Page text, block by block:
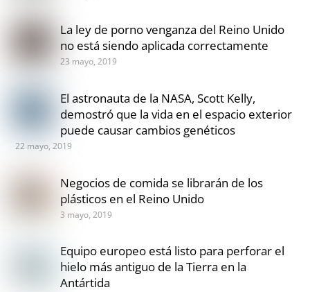
La ley de porno venganza del Reino Unido
no está siendo aplicada correctamente
23 mayo, 2019
El astronauta de la NASA, Scott Kelly,
demostró que la vida en el espacio exterior
puede causar cambios genéticos
22 mayo, 2019
Negocios de comida se librarán de los
plásticos en el Reino Unido
3 mayo, 2019
Equipo europeo está listo para perforar el
hielo más antiguo de la Tierra en la
Antártida